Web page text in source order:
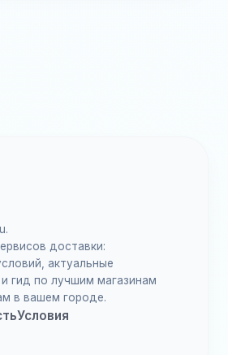
доставки:
актуальные
гид по лучшим магазинам
в вашем городе.
Условия